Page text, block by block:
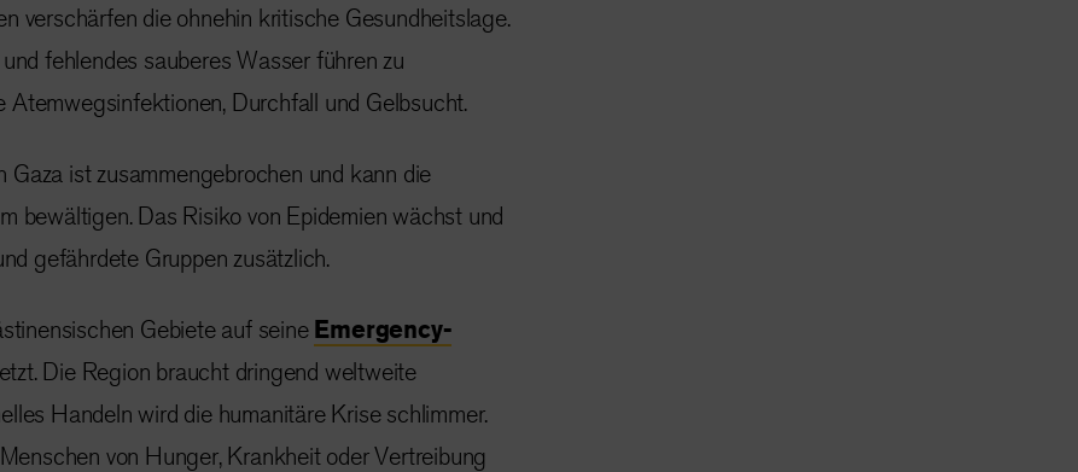
verschärfen die ohnehin kritische Gesundheitslage.
fehlendes sauberes Wasser führen zu
Atemwegsinfektionen, Durchfall und Gelbsucht.
Gaza ist zusammengebrochen und kann die
bewältigen. Das Risiko von Epidemien wächst und
gefährdete Gruppen zusätzlich.
Gebiete auf seine Emergency-
Die Region braucht dringend weltweite
Handeln wird die humanitäre Krise schlimmer.
von Hunger, Krankheit oder Vertreibung